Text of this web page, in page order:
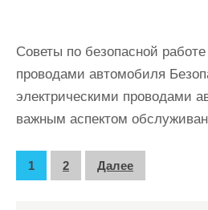
Советы по безопасной
проводами автомобиля
электрическими проводами
важным аспектом
П
1 2 Далее